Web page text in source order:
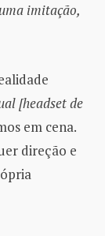
imitação,
[headset de
em cena.
direção e